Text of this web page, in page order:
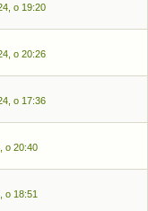
o 19:20
o 20:26
o 17:36
o 20:40
o 18:51